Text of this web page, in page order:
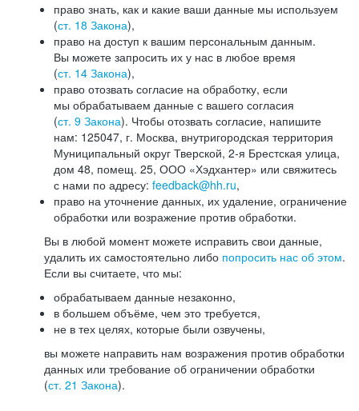
право знать, как и какие ваши данные мы используем
(ст. 18 Закона),
право на доступ к вашим персональным данным.
Вы можете запросить их у нас в любое время
(ст. 14 Закона),
право отозвать согласие на обработку, если
мы обрабатываем данные с вашего согласия
(ст. 9 Закона). Чтобы отозвать согласие, напишите
нам: 125047, г. Москва, внутригородская территория
Муниципальный округ Тверской, 2-я Брестская улица,
дом 48, помещ. 25, ООО «Хэдхантер» или свяжитесь
с нами по адресу: feedback@hh.ru,
право на уточнение данных, их удаление, ограничение
обработки или возражение против обработки.
Вы в любой момент можете исправить свои данные,
удалить их самостоятельно либо попросить нас об этом.
Если вы считаете, что мы:
обрабатываем данные незаконно,
в большем объёме, чем это требуется,
не в тех целях, которые были озвучены,
вы можете направить нам возражения против обработки
данных или требование об ограничении обработки
(ст. 21 Закона).